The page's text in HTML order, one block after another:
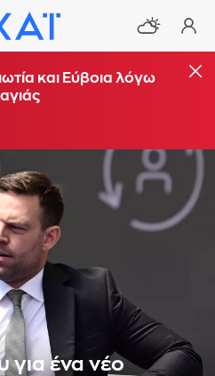
και Εύβοια λόγω
για ένα νέο